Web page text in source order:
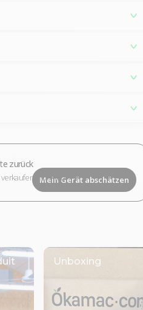
zurück
möchten?
Mein Gerät abschätzen